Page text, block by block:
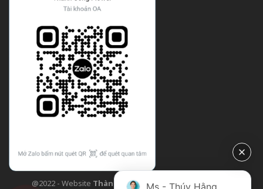
@2022 - Website Thành Công Flower| Design bởi
Ms - Thúy Hằng